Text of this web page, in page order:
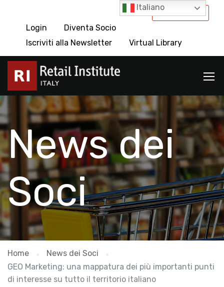
International
Login
Diventa Socio
Iscriviti alla Newsletter
Virtual Library
News dei
Soci
Home
News dei Soci
GEO Marketing: una mappatura dei più importanti punti
di interesse su tutto il territorio italiano
Italiano